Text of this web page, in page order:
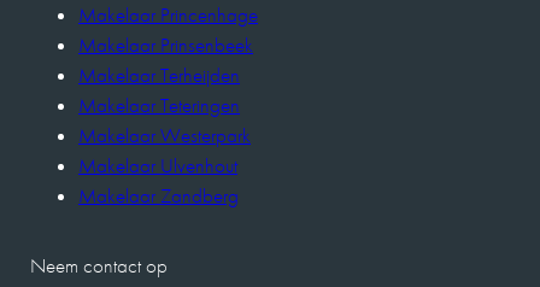
Makelaar Princenhage
Makelaar Prinsenbeek
Makelaar Terheijden
Makelaar Teteringen
Makelaar Westerpark
Makelaar Ulvenhout
Makelaar Zandberg
Neem contact op